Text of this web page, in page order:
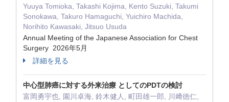
Yuuya Tomioka, Takashi Kojima, Kento Suzuki, Takumi
Sonokawa, Takuro Hamaguchi, Yuichiro Machida,
Norihito Kawasaki, Jitsuo Usuda
Annual Meeting of the Japanese Association for Chest
Surgery 2026年5月
詳細を見る
中心型肺癌に対する外来治療 としてのPDTの検討
富岡勇宇也, 園川卓海, 鈴木健人, 町田雄一郎, 川﨑徳仁,